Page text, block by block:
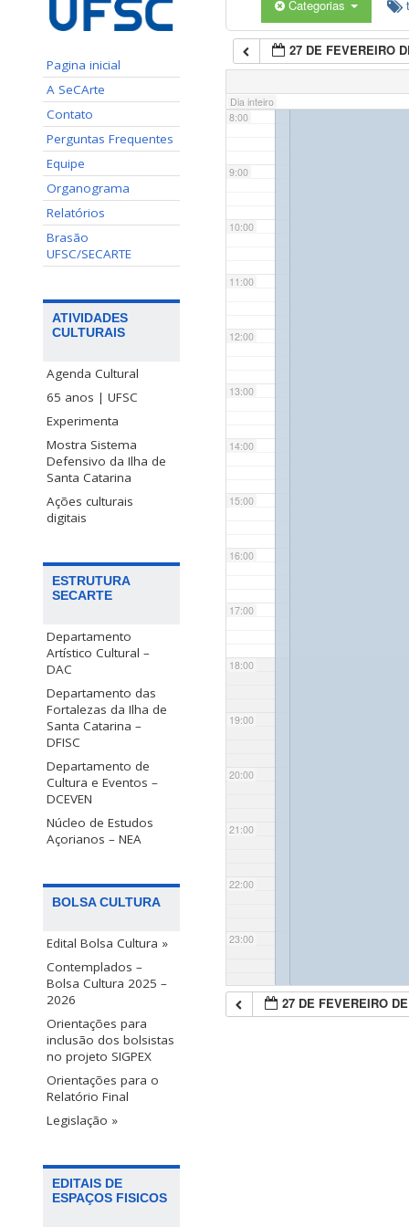
Pagina inicial
A SeCArte
Contato
Perguntas Frequentes
Equipe
Organograma
Relatórios
Brasão
UFSC/SECARTE
ATIVIDADES
CULTURAIS
Agenda Cultural
65 anos | UFSC
Experimenta
Mostra Sistema
Defensivo da Ilha de
Santa Catarina
Ações culturais
digitais
ESTRUTURA
SECARTE
Departamento
Artístico Cultural –
DAC
Departamento das
Fortalezas da Ilha de
Santa Catarina –
DFISC
Departamento de
Cultura e Eventos –
DCEVEN
Núcleo de Estudos
Açorianos – NEA
BOLSA CULTURA
Edital Bolsa Cultura »
Contemplados –
Bolsa Cultura 2025 –
2026
Orientações para
inclusão dos bolsistas
no projeto SIGPEX
Orientações para o
Relatório Final
Legislação »
EDITAIS DE
ESPAÇOS FISICOS
Categorias
27 DE FEVEREIRO
Dia inteiro
7:00
8:00
9:00
10:00
11:00
12:00
13:00
14:00
15:00
16:00
17:00
18:00
19:00
20:00
21:00
22:00
23:00
27 DE FEVEREIRO